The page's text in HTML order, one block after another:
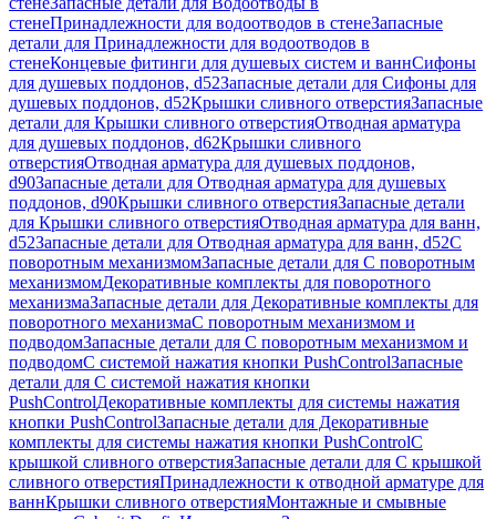
стенеПринадлежности для водоотводов в стенеЗапасные
детали для Принадлежности для водоотводов в
стенеКонцевые фитинги для душевых систем и ваннСифоны
для душевых поддонов, d52Запасные детали для Сифоны для
душевых поддонов, d52Крышки сливного отверстияЗапасные
детали для Крышки сливного отверстияОтводная арматура
для душевых поддонов, d62Крышки сливного
отверстияОтводная арматура для душевых поддонов,
d90Запасные детали для Отводная арматура для душевых
поддонов, d90Крышки сливного отверстияЗапасные детали
для Крышки сливного отверстияОтводная арматура для ванн,
d52Запасные детали для Отводная арматура для ванн, d52С
поворотным механизмомЗапасные детали для С поворотным
механизмомДекоративные комплекты для поворотного
механизмаЗапасные детали для Декоративные комплекты для
поворотного механизмаС поворотным механизмом и
подводомЗапасные детали для С поворотным механизмом и
подводомС системой нажатия кнопки PushControlЗапасные
детали для С системой нажатия кнопки
PushControlДекоративные комплекты для системы нажатия
кнопки PushControlЗапасные детали для Декоративные
комплекты для системы нажатия кнопки PushControlС
крышкой сливного отверстияЗапасные детали для С крышкой
сливного отверстияПринадлежности к отводной арматуре для
ваннКрышки сливного отверстияМонтажные и смывные